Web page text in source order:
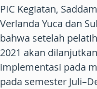
PIC Kegiatan,
Verlanda Yuca dan
bahwa setelah
2021 akan
implementasi pada
pada semester